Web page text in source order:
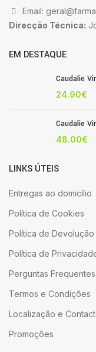
Email:
Direcção Técnica:
EM DESTAQUE
Caudalie
24.90€
Caudalie
48.00€
LINKS ÚTEIS
Entregas ao domicílio
Política de Cookies
Política de Devolução
Política de
Perguntas Frequentes
Termos e Condições
Localização e
Promoções